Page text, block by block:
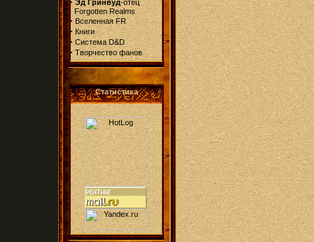
Эд Гринвуд-отец
Forgotten Realms
· Вселенная FR
· Книги
· Система D&D
· Творчество фанов
Статистика